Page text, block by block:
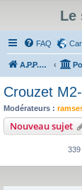
Le
FAQ
A.P.P.E.R
Crouzet
Modérateurs :
Nouveau sujet
339